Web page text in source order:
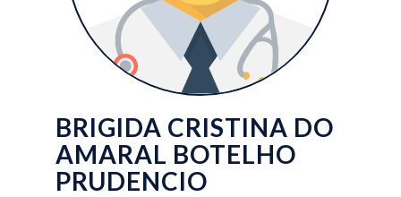
BRIGIDA CRISTINA DO
AMARAL BOTELHO
PRUDENCIO